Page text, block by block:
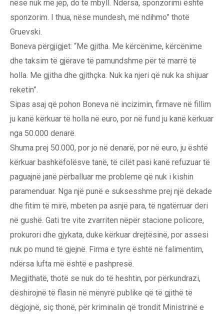
nëse nuk më jep, do të mbyll. Ndërsa, sponzorimi është
sponzorim. I thua, nëse mundesh, më ndihmo” thotë
Gruevski.
Boneva përgjigjet: “Me gjitha. Me kërcënime, kërcënime
dhe taksim të gjërave të pamundshme për të marrë të
holla. Me gjitha dhe gjithçka. Nuk ka njeri që nuk ka shijuar
reketin”.
Sipas asaj që pohon Boneva në incizimin, firmave në fillim
ju kanë kërkuar të holla në euro, por në fund ju kanë kërkuar
nga 50.000 denarë.
Shuma prej 50.000, por jo në denarë, por në euro, ju është
kërkuar bashkëfolësve tanë, të cilët pasi kanë refuzuar të
paguajnë janë përballuar me probleme që nuk i kishin
paramenduar. Nga një punë e suksesshme prej një dekade
dhe fitim të mirë, mbeten pa asnjë para, të ngatërruar deri
në gushë. Gati tre vite zvarriten nëpër stacione policore,
prokurori dhe gjykata, duke kërkuar drejtësinë, por assesi
nuk po mund të gjejnë. Firma e tyre është në falimentim,
ndërsa lufta më është e pashpresë.
Megjithatë, thotë se nuk do të heshtin, por përkundrazi,
dëshirojnë të flasin në mënyrë publike që të gjithë të
dëgjojnë, siç thonë, për kriminalin që trondit Ministrinë e